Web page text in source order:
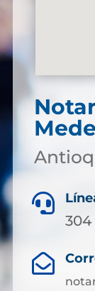

304
